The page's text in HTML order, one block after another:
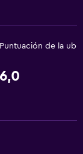
Puntuación de la
6,0